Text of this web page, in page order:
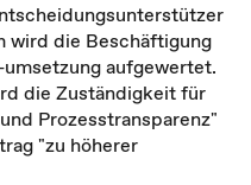
wird die Beschäftigung
aufgewertet.
die Zuständigkeit für
Prozesstransparenz"
"zu höherer